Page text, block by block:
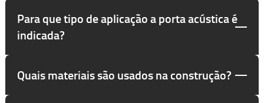
Para que tipo de aplicação a porta acústica é
indicada?
Quais materiais são usados na construção?